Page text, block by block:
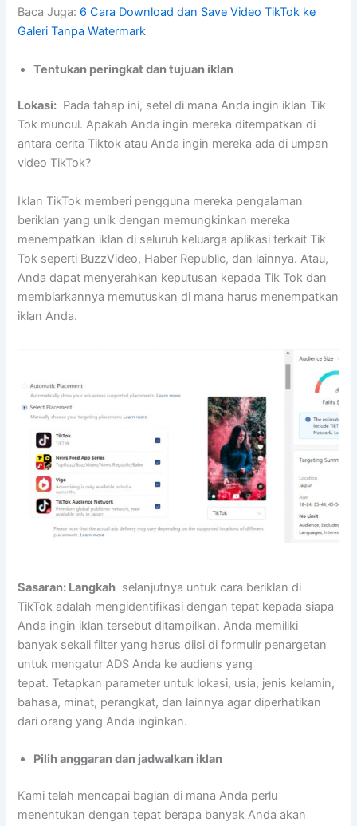
Baca Juga: 6 Cara Download dan Save Video TikTok ke
Galeri Tanpa Watermark
Tentukan peringkat dan tujuan iklan
Lokasi: Pada tahap ini, setel di mana Anda ingin iklan Tik
Tok muncul. Apakah Anda ingin mereka ditempatkan di
antara cerita Tiktok atau Anda ingin mereka ada di umpan
video TikTok?
Iklan TikTok memberi pengguna mereka pengalaman
beriklan yang unik dengan memungkinkan mereka
menempatkan iklan di seluruh keluarga aplikasi terkait Tik
Tok seperti BuzzVideo, Haber Republic, dan lainnya. Atau,
Anda dapat menyerahkan keputusan kepada Tik Tok dan
membiarkannya memutuskan di mana harus menempatkan
iklan Anda.
Sasaran: Langkah selanjutnya untuk cara beriklan di
TikTok adalah mengidentifikasi dengan tepat kepada siapa
Anda ingin iklan tersebut ditampilkan. Anda memiliki
banyak sekali filter yang harus diisi di formulir penargetan
untuk mengatur ADS Anda ke audiens yang
tepat. Tetapkan parameter untuk lokasi, usia, jenis kelamin,
bahasa, minat, perangkat, dan lainnya agar diperhatikan
dari orang yang Anda inginkan.
Pilih anggaran dan jadwalkan iklan
Kami telah mencapai bagian di mana Anda perlu
menentukan dengan tepat berapa banyak Anda akan